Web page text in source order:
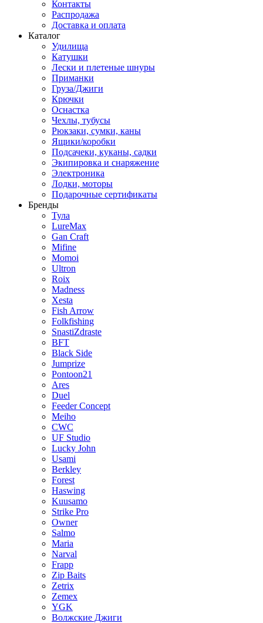
Контакты
Распродажа
Доставка и оплата
Каталог
Удилища
Катушки
Лески и плетеные шнуры
Приманки
Груза/Джиги
Крючки
Оснастка
Чехлы, тубусы
Рюкзаки, сумки, каны
Ящики/коробки
Подсачеки, куканы, садки
Экипировка и снаряжение
Электроника
Лодки, моторы
Подарочные сертификаты
Бренды
Тула
LureMax
Gan Craft
Mifine
Momoi
Ultron
Roix
Madness
Xesta
Fish Arrow
Folkfishing
SnastiZdraste
BFT
Black Side
Jumprize
Pontoon21
Ares
Duel
Feeder Concept
Meiho
CWC
UF Studio
Lucky John
Usami
Berkley
Forest
Haswing
Kuusamo
Strike Pro
Owner
Salmo
Maria
Narval
Frapp
Zip Baits
Zetrix
Zemex
YGK
Волжские Джиги